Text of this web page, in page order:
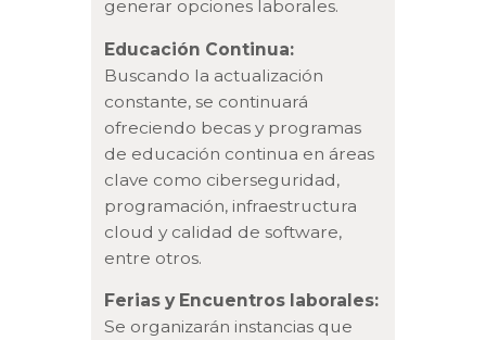
generar opciones laborales.
Educación Continua:
Buscando la actualización
constante, se continuará
ofreciendo becas y programas
de educación continua en áreas
clave como ciberseguridad,
programación, infraestructura
cloud y calidad de software,
entre otros.
Ferias y Encuentros laborales:
Se organizarán instancias que